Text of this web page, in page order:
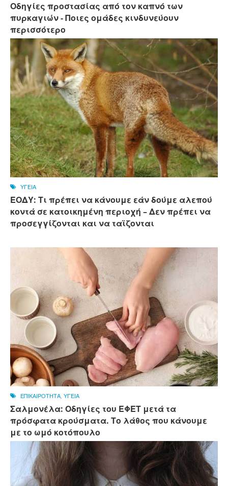
Οδηγίες προστασίας από τον καπνό των
πυρκαγιών - Ποιες ομάδες κινδυνεύουν
περισσότερο
ΥΓΕΙΑ
ΕΟΔΥ: Τι πρέπει να κάνουμε εάν δούμε αλεπού
κοντά σε κατοικημένη περιοχή – Δεν πρέπει να
προσεγγίζονται και να ταϊζονται
ΕΠΙΚΑΙΡΟΤΗΤΑ, ΥΓΕΙΑ
Σαλμονέλα: Οδηγίες του ΕΦΕΤ μετά τα
πρόσφατα κρούσματα. Το λάθος που κάνουμε
με το ωμό κοτόπουλο